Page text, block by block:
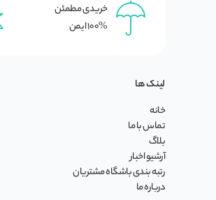
خریدی مطمئن
100% ایمن
لینک ها
خانه
تماس با ما
بلاگ
آرشیو اخبار
رتبه بندی باشگاه مشتریان
درباره ما